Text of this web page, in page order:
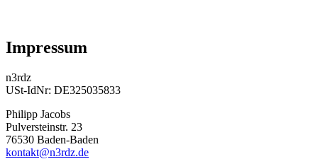
Impressum
n3rdz
USt-IdNr: DE325035833
Philipp Jacobs
Pulversteinstr. 23
76530 Baden-Baden
kontakt@n3rdz.de